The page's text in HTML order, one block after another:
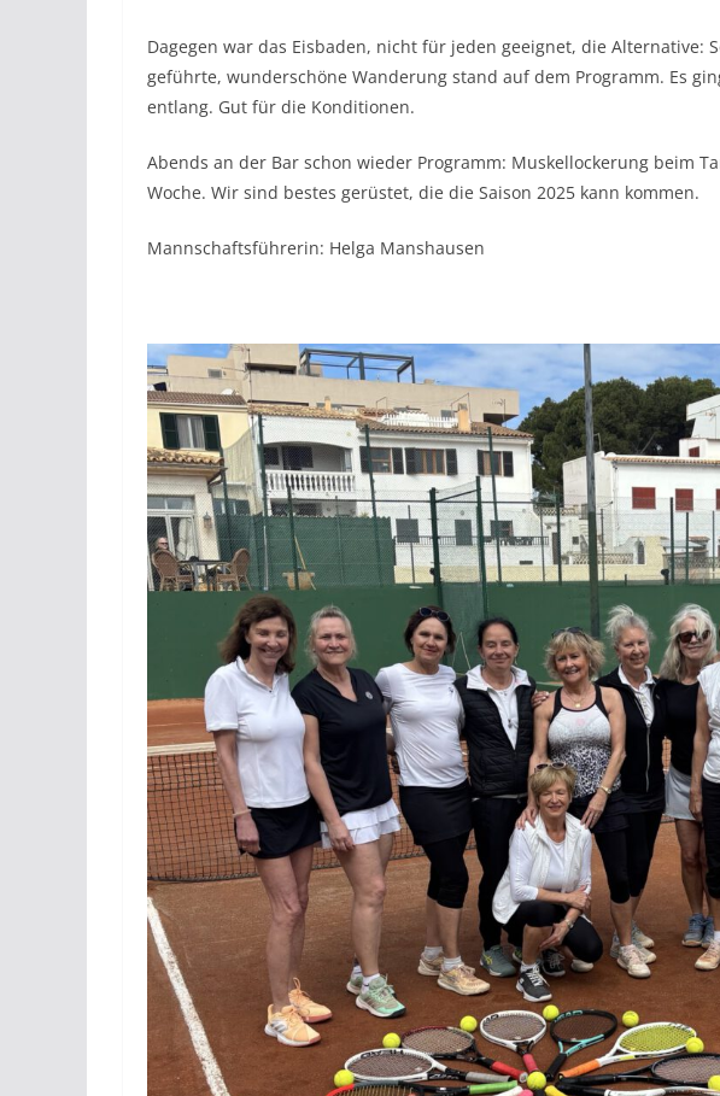
Dagegen war das Eisbaden, nicht für jeden geeignet, die Alternative:
geführte, wunderschöne Wanderung stand auf dem Programm. Es
entlang. Gut für die Konditionen.
Abends an der Bar schon wieder Programm: Muskellockerung beim
Woche. Wir sind bestes gerüstet, die die Saison 2025 kann kommen.
Mannschaftsführerin: Helga Manshausen